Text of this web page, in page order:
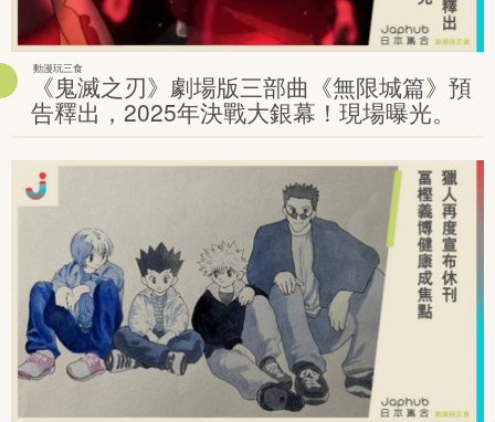
動漫玩三食
《鬼滅之刃》劇場版三部曲《無限城篇》預
告釋出，2025年決戰大銀幕！現場曝光。